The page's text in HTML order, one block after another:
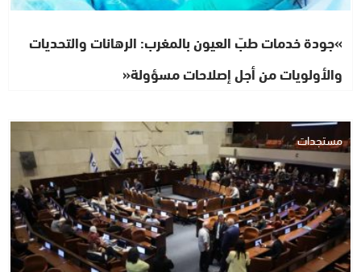
»جودة خدمات طبّ العيون بالمغرب: الرهانات والتحديات
والأولويات من أجل إصلاحات مسؤولة«
مستجدات